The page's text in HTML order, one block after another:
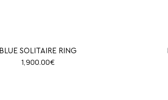
BLUE SOLITAIRE RING
1,900.00€